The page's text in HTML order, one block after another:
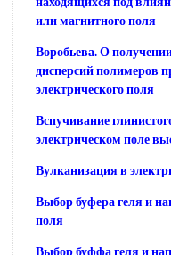
или магнитного поля
Воробьева. О
дисперсий полимеров
электрического поля
Вспучивание
электрическом поле
Вулканизация в
Выбор буфера геля и
поля
Выбор буффа геля и